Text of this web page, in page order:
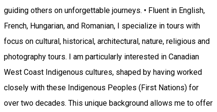
guiding others on unforgettable journeys. • Fluent in English,
French, Hungarian, and Romanian, I specialize in tours with
focus on cultural, historical, architectural, nature, religious and
photography tours. I am particularly interested in Canadian
West Coast Indigenous cultures, shaped by having worked
closely with these Indigenous Peoples (First Nations) for
over two decades. This unique background allows me to offer